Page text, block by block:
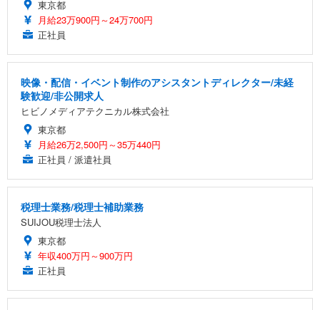
東京都
月給23万900円～24万700円
正社員
映像・配信・イベント制作のアシスタントディレクター/未経
験歓迎/非公開求人
ヒビノメディアテクニカル株式会社
東京都
月給26万2,500円～35万440円
正社員 / 派遣社員
税理士業務/税理士補助業務
SUIJOU税理士法人
東京都
年収400万円～900万円
正社員